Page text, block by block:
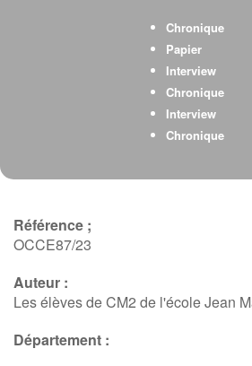
Chronique
Papier
Interview
Chronique
Interview
Chronique
Référence ;
OCCE87/23
Auteur :
Les élèves de CM2 de l'école Jean
Département :